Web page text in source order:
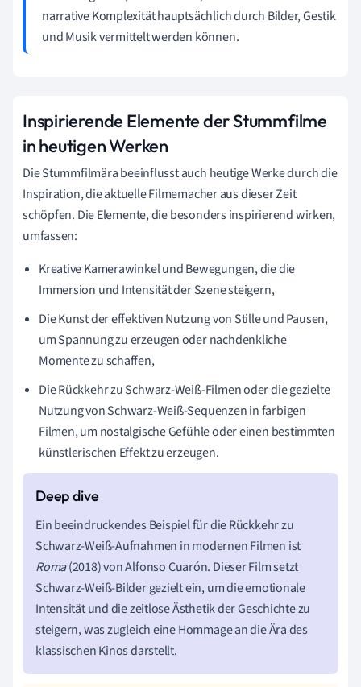
narrative Komplexität hauptsächlich durch Bilder, Gestik
und Musik vermittelt werden können.
Inspirierende Elemente der Stummfilme
in heutigen Werken
Die Stummfilmära beeinflusst auch heutige Werke durch die
Inspiration, die aktuelle Filmemacher aus dieser Zeit
schöpfen. Die Elemente, die besonders inspirierend wirken,
umfassen:
Kreative Kamerawinkel und Bewegungen, die die
Immersion und Intensität der Szene steigern,
Die Kunst der effektiven Nutzung von Stille und Pausen,
um Spannung zu erzeugen oder nachdenkliche
Momente zu schaffen,
Die Rückkehr zu Schwarz-Weiß-Filmen oder die gezielte
Nutzung von Schwarz-Weiß-Sequenzen in farbigen
Filmen, um nostalgische Gefühle oder einen bestimmten
künstlerischen Effekt zu erzeugen.
Ein beeindruckendes Beispiel für die Rückkehr zu
Schwarz-Weiß-Aufnahmen in modernen Filmen ist
Roma(2018) von Alfonso Cuarón. Dieser Film setzt
Schwarz-Weiß-Bilder gezielt ein, um die emotionale
Intensität und die zeitlose Ästhetik der Geschichte zu
steigern, was zugleich eine Hommage an die Ära des
klassischen Kinos darstellt.